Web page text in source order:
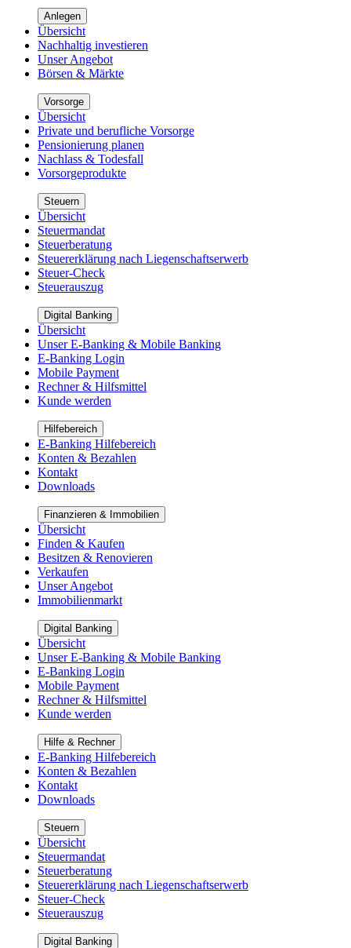
Anlegen
Übersicht
Nachhaltig investieren
Unser Angebot
Börsen & Märkte
Vorsorge
Übersicht
Private und berufliche Vorsorge
Pensionierung planen
Nachlass & Todesfall
Vorsorgeprodukte
Steuern
Übersicht
Steuermandat
Steuerberatung
Steuererklärung nach Liegenschaftserwerb
Steuer-Check
Steuerauszug
Digital Banking
Übersicht
Unser E-Banking & Mobile Banking
E-Banking Login
Mobile Payment
Rechner & Hilfsmittel
Kunde werden
Hilfebereich
E-Banking Hilfebereich
Konten & Bezahlen
Kontakt
Downloads
Finanzieren & Immobilien
Übersicht
Finden & Kaufen
Besitzen & Renovieren
Verkaufen
Unser Angebot
Immobilienmarkt
Digital Banking
Übersicht
Unser E-Banking & Mobile Banking
E-Banking Login
Mobile Payment
Rechner & Hilfsmittel
Kunde werden
Hilfe & Rechner
E-Banking Hilfebereich
Konten & Bezahlen
Kontakt
Downloads
Steuern
Übersicht
Steuermandat
Steuerberatung
Steuererklärung nach Liegenschaftserwerb
Steuer-Check
Steuerauszug
Digital Banking